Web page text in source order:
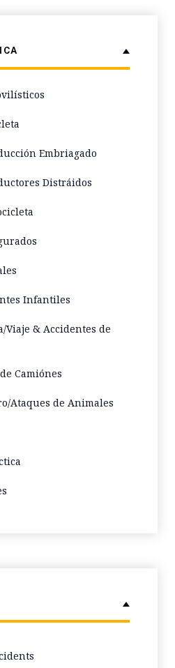
Embriagado
Distráidos
Infantiles
Viaje & Accidentes de
Camiónes
Ataques de Animales